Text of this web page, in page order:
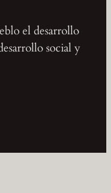
el desarrollo
social y